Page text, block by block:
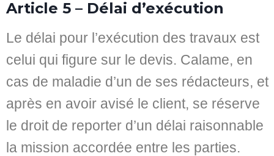
Article 5 – Délai d’exécution
Le délai pour l’exécution des travaux est
celui qui figure sur le devis. Calame, en
cas de maladie d’un de ses rédacteurs, et
après en avoir avisé le client, se réserve
le droit de reporter d’un délai raisonnable
la mission accordée entre les parties.